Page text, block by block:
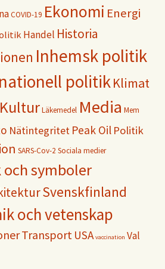
COVID-19 Ekonomi Energi
Handel Historia
Inhemsk politik
politikKlimat
KulturLäkemedel Media Mem
Nätintegritet Peak Oil Politik
SARS-Cov-2 Sociala medier
och symboler
Svenskfinland
och vetenskap
Transport USA vaccination Val